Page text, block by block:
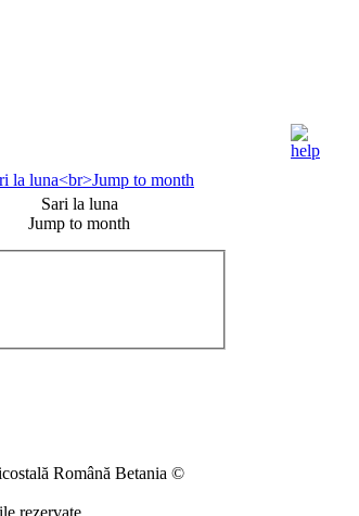
Sari la luna
Jump to month
Română Betania ©
rezervate.